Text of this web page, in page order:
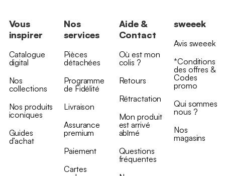
Vous
inspirer
Catalogue
digital
Nos
collections
Nos produits
iconiques
Guides
d’achat
Nos
services
Pièces
détachées
Programme
de Fidélité
Livraison
Assurance
premium
Paiement
Cartes
Aide &
Contact
Où est mon
colis ?
Retours
Rétractation
Mon produit
est arrivé
abîmé
Questions
fréquentes
sweeek
Avis sweeek
*Conditions
des offres &
Codes
promo
Qui sommes
nous ?
Nos
magasins